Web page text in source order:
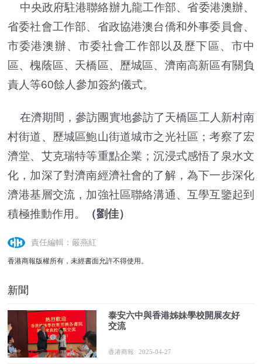
中央政府駐港聯絡辦九龍工作部、省委港澳辦、
省委社會工作部、省政協港澳台僑和外事委員會、
市委港澳辦、市委社會工作部以及歷下區、市中
區、槐蔭區、天橋區、歷城區、濟南高新區有關負
責人等60餘人參加簽約儀式。
在濟期間，參訪團實地參訪了天橋區工人新村南
村街道、歷城區鮑山街道城市之光社區；考察了宏
濟堂、艾克瑞特等重點企業；沉浸式感悟了泉水文
化，加深了對濟南經濟社會的了解，為下一步深化
濟港基層交流，加強社區聯絡溝通、互學互鑒起到
積極推動作用。
（劉佳）
責任編輯：嚴燕紅
香港商報版權所有，未經書面允許不得使用。
新聞
泰安六中與香港姊妹學校開展友好
交流
香港商報 2025-04-27